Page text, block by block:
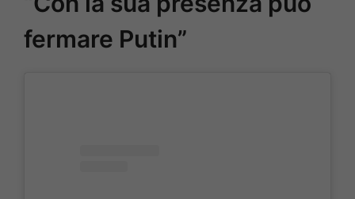
fermare Putin”